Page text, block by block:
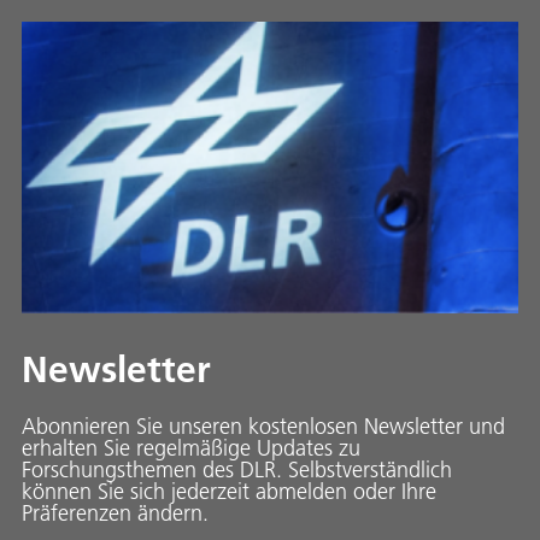
Newsletter
Abonnieren Sie unseren kostenlosen Newsletter und
erhalten Sie regelmäßige Updates zu
Forschungsthemen des DLR. Selbstverständlich
können Sie sich jederzeit abmelden oder Ihre
Präferenzen ändern.